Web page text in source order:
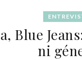
Blue
ni